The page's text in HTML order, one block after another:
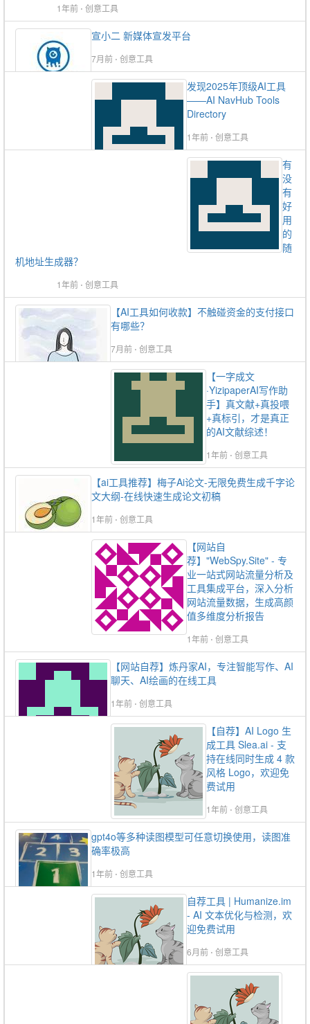
1年前 ⋅ 创意工具
宣小二 新媒体宣发平台
7月前 ⋅ 创意工具
发现2025年顶级AI工具
——AI NavHub Tools
Directory
1年前 ⋅ 创意工具
有
没
有
好
用
的
随
机地址生成器？
1年前 ⋅ 创意工具
【AI工具如何收款】不触碰资金的支付接口
有哪些？
7月前 ⋅ 创意工具
【一字成文
·YizipaperAI写作助
手】真文献+真投喂
+真标引，才是真正
的AI文献综述！
1年前 ⋅ 创意工具
【ai工具推荐】梅子Ai论文-无限免费生成千字论
文大纲-在线快速生成论文初稿
1年前 ⋅ 创意工具
【网站自
荐】"WebSpy.Site" - 专
业一站式网站流量分析及
工具集成平台，深入分析
网站流量数据，生成高颜
值多维度分析报告
1年前 ⋅ 创意工具
【网站自荐】炼丹家AI，专注智能写作、AI
聊天、AI绘画的在线工具
1年前 ⋅ 创意工具
【自荐】AI Logo 生
成工具 Slea.ai - 支
持在线同时生成 4 款
风格 Logo，欢迎免
费试用
1年前 ⋅ 创意工具
gpt4o等多种读图模型可任意切换使用，读图准
确率极高
1年前 ⋅ 创意工具
自荐工具 | Humanize.im
- AI 文本优化与检测，欢
迎免费试用
6月前 ⋅ 创意工具